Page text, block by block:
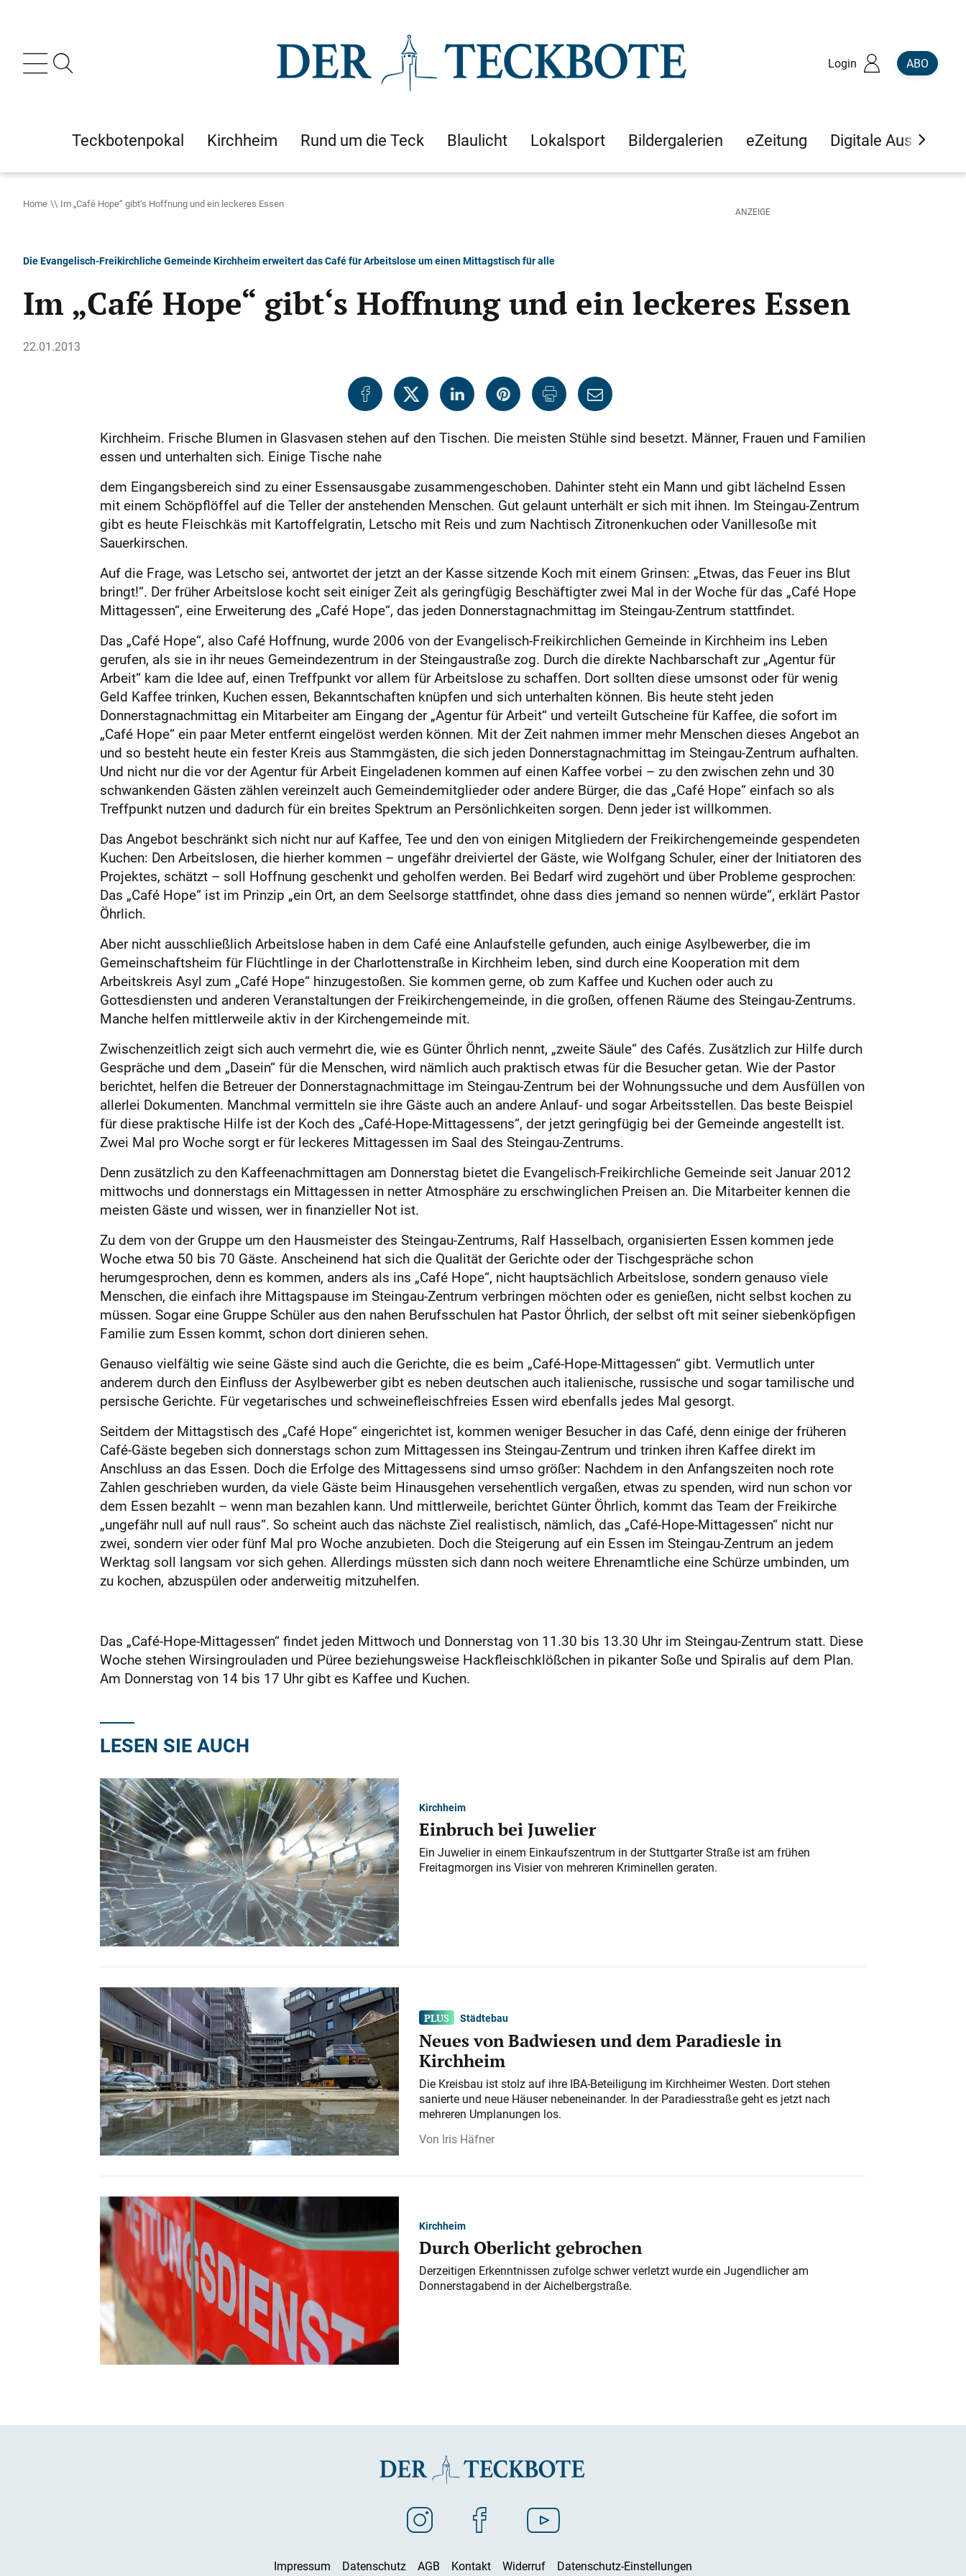
Login ABO
Teckbotenpokal Kirchheim Rund um die Teck Blaulicht Lokalsport Bildergalerien eZeitung Digitale Ausgaben
Home Im „Café Hope“ gibt‘s Hoffnung und ein leckeres Essen
Die Evangelisch-Freikirchliche Gemeinde Kirchheim erweitert das Café für Arbeitslose um einen Mittagstisch für alle
Im „Café Hope“ gibt‘s Hoffnung und ein leckeres Essen
22.01.2013
Kirchheim. Frische Blumen in Glasvasen stehen auf den Tischen. Die meisten Stühle sind besetzt. Männer, Frauen und Familien
essen und unterhalten sich. Einige Tische nahe
dem Eingangsbereich sind zu einer Essensausgabe zusammengeschoben. Dahinter steht ein Mann und gibt lächelnd Essen
mit einem Schöpflöffel auf die Teller der anstehenden Menschen. Gut gelaunt unterhält er sich mit ihnen. Im Steingau-Zentrum
gibt es heute Fleischkäs mit Kartoffelgratin, Letscho mit Reis und zum Nachtisch Zitronenkuchen oder Vanillesoße mit
Sauerkirschen.
Auf die Frage, was Letscho sei, antwortet der jetzt an der Kasse sitzende Koch mit einem Grinsen: „Etwas, das Feuer ins Blut
bringt!“. Der früher Arbeitslose kocht seit einiger Zeit als geringfügig Beschäftigter zwei Mal in der Woche für das „Café Hope
Mit­tagessen“, eine Erweiterung des „Café Hope“, das jeden Donnerstagnachmittag im Steingau-Zentrum stattfindet.
Das „Café Hope“, also Café Hoffnung, wurde 2006 von der Evangelisch-Freikirchlichen Gemeinde in Kirchheim ins Leben
gerufen, als sie in ihr neues Gemeindezentrum in der Steingaustraße zog. Durch die direkte Nachbarschaft zur „Agentur für
Arbeit“ kam die Idee auf, einen Treffpunkt vor allem für Arbeitslose zu schaffen. Dort sollten diese umsonst oder für wenig
Geld Kaffee trinken, Kuchen essen, Bekanntschaften knüpfen und sich unterhalten können. Bis heute steht jeden
Donnerstagnachmittag ein Mitarbeiter am Eingang der „Agentur für Arbeit“ und verteilt Gutscheine für Kaffee, die sofort im
„Café Hope“ ein paar Meter entfernt eingelöst werden können. Mit der Zeit nahmen immer mehr Menschen dieses Angebot an
und so besteht heute ein fester Kreis aus Stammgästen, die sich jeden Donnerstagnachmittag im Steingau-Zent­rum aufhalten.
Und nicht nur die vor der Agentur für Arbeit Eingeladenen kommen auf einen Kaffee vorbei – zu den zwischen zehn und 30
schwankenden Gästen zählen vereinzelt auch Gemeindemitglieder oder andere Bürger, die das „Café Hope“ einfach so als
Treffpunkt nutzen und dadurch für ein breites Spektrum an Persönlichkeiten sorgen. Denn jeder ist willkommen.
Das Angebot beschränkt sich nicht nur auf Kaffee, Tee und den von einigen Mitgliedern der Freikirchengemeinde gespendeten
Kuchen: Den Arbeitslosen, die hierher kommen – ungefähr dreiviertel der Gäste, wie Wolfgang Schuler, einer der Initiatoren des
Projektes, schätzt – soll Hoffnung geschenkt und geholfen werden. Bei Bedarf wird zugehört und über Probleme gesprochen:
Das „Café Hope“ ist im Prinzip „ein Ort, an dem Seelsorge stattfindet, ohne dass dies jemand so nennen würde“, erklärt Pastor
Öhrlich.
Aber nicht ausschließlich Arbeitslose haben in dem Café eine Anlaufstelle gefunden, auch einige Asylbewerber, die im
Gemeinschaftsheim für Flüchtlinge in der Charlottenstraße in Kirchheim leben, sind durch eine Kooperation mit dem
Arbeitskreis Asyl zum „Café Hope“ hinzugestoßen. Sie kommen gerne, ob zum Kaffee und Kuchen oder auch zu
Gottesdiensten und anderen Veranstaltungen der Freikirchengemeinde, in die großen, offenen Räume des Steingau-Zentrums.
Manche helfen mittlerweile aktiv in der Kirchengemeinde mit.
Zwischenzeitlich zeigt sich auch vermehrt die, wie es Günter Öhrlich nennt, „zweite Säule“ des Cafés. Zusätzlich zur Hilfe durch
Gespräche und dem „Dasein“ für die Menschen, wird nämlich auch praktisch etwas für die Besucher getan. Wie der Pastor
berichtet, helfen die Betreuer der Donnerstagnachmittage im Stein­gau-Zentrum bei der Wohnungssuche und dem Ausfüllen von
allerlei Dokumenten. Manchmal vermitteln sie ihre Gäste auch an andere Anlauf- und sogar Arbeitsstellen. Das beste Beispiel
für diese praktische Hilfe ist der Koch des „Café-Hope-Mittagessens“, der jetzt geringfügig bei der Gemeinde angestellt ist.
Zwei Mal pro Woche sorgt er für leckeres Mittagessen im Saal des Steingau-Zentrums.
Denn zusätzlich zu den Kaffeenachmittagen am Donnerstag bietet die Evangelisch-Freikirchliche Gemeinde seit Januar 2012
mittwochs und donnerstags ein Mittagessen in netter Atmosphäre zu erschwinglichen Preisen an. Die Mitarbeiter kennen die
meisten Gäste und wissen, wer in finanzieller Not ist.
Zu dem von der Gruppe um den Hausmeister des Steingau-Zentrums, Ralf Hasselbach, organisierten Essen kommen jede
Woche etwa 50 bis 70 Gäste. Anscheinend hat sich die Qualität der Gerichte oder der Tischgespräche schon
herumgesprochen, denn es kommen, anders als ins „Café Hope“, nicht hauptsächlich Arbeitslose, sondern genauso viele
Menschen, die einfach ihre Mittagspause im Steingau-Zentrum verbringen möchten oder es genießen, nicht selbst kochen zu
müssen. Sogar eine Gruppe Schüler aus den nahen Berufsschulen hat Pastor Öhrlich, der selbst oft mit seiner siebenköpfigen
Familie zum Essen kommt, schon dort dinieren sehen.
Genauso vielfältig wie seine Gäste sind auch die Gerichte, die es beim „Café-Hope-Mittagessen“ gibt. Vermutlich unter
anderem durch den Einfluss der Asylbewerber gibt es neben deutschen auch italienische, russische und sogar tamilische und
persische Gerichte. Für vegetarisches und schweinefleischfreies Essen wird ebenfalls jedes Mal gesorgt.
Seitdem der Mittagstisch des „Café Hope“ eingerichtet ist, kommen weniger Besucher in das Café, denn einige der früheren
Café-Gäste begeben sich donnerstags schon zum Mittag­essen ins Steingau-Zentrum und trinken ihren Kaffee direkt im
Anschluss an das Essen. Doch die Erfolge des Mittagessens sind umso größer: Nachdem in den Anfangszeiten noch rote
Zahlen geschrieben wurden, da viele Gäste beim Hinausgehen versehentlich vergaßen, etwas zu spenden, wird nun schon vor
dem Essen bezahlt – wenn man bezahlen kann. Und mittlerweile, berichtet Günter Öhrlich, kommt das Team der Freikirche
„ungefähr null auf null raus“. So scheint auch das nächste Ziel realistisch, nämlich, das „Café-Hope-Mittagessen“ nicht nur
zwei, sondern vier oder fünf Mal pro Woche anzubieten. Doch die Steigerung auf ein Essen im Stein­gau-Zentrum an jedem
Werktag soll langsam vor sich gehen. Allerdings müssten sich dann noch weitere Ehrenamtliche eine Schürze umbinden, um
zu kochen, abzuspülen oder anderweitig mitzuhelfen.
Das „Café-Hope-Mittagessen“ findet jeden Mittwoch und Donnerstag von 11.30 bis 13.30 Uhr im Steingau-Zentrum statt. Diese
Woche stehen Wirsingrouladen und Püree beziehungsweise Hackfleischklößchen in pikanter Soße und Spiralis auf dem Plan.
Am Donnerstag von 14 bis 17 Uhr gibt es Kaffee und Kuchen.
LESEN SIE AUCH
Kirchheim
Einbruch bei Juwelier
Ein Juwelier in einem Einkaufszentrum in der Stuttgarter Straße ist am frühen
Freitagmorgen ins Visier von mehreren Kriminellen geraten.
Städtebau
Neues von Badwiesen und dem Paradiesle in
Kirchheim
Die Kreisbau ist stolz auf ihre IBA-Beteiligung im Kirchheimer Westen. Dort stehen
sanierte und neue Häuser nebeneinander. In der Paradiesstraße geht es jetzt nach
mehreren Umplanungen los.
Iris Häfner
Kirchheim
Durch Oberlicht gebrochen
Derzeitigen Erkenntnissen zufolge schwer verletzt wurde ein Jugendlicher am
Donnerstagabend in der Aichelbergstraße.
Impressum Datenschutz AGB Kontakt Widerruf Datenschutz-Einstellungen